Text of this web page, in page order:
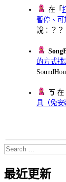
在「
暫停、可
說：？？
的方式找
ㄎ 在
具（免安
Search
for:
最近更新